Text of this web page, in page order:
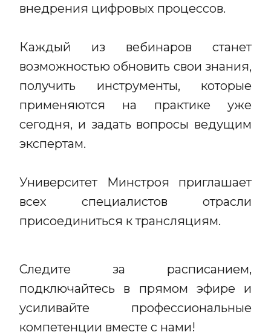
внедрения цифровых процессов.
Каждый из вебинаров станет
возможностью обновить свои знания,
получить инструменты, которые
применяются на практике уже
сегодня, и задать вопросы ведущим
экспертам.
Университет Минстроя приглашает
всех специалистов отрасли
присоединиться к трансляциям.
Следите за расписанием,
подключайтесь в прямом эфире и
усиливайте профессиональные
компетенции вместе с нами!